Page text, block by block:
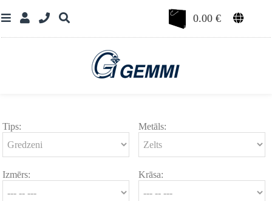
0.00€
Tips: Metāls:
Izmērs: Krāsa: